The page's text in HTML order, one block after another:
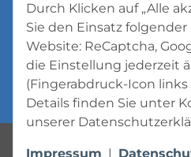
* Alle Preise inkl.
Versand
Durch Klicken auf „Alle
Sie den Einsatz
Website: ReCaptcha,
die Einstellung jederzeit
(Fingerabdruck-Icon
Details finden Sie unter
unserer
Impressum |